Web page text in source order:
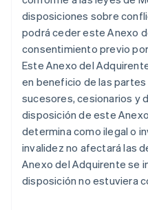
disposiciones sobre
podrá ceder este Anexo
consentimiento previo
Este Anexo del
en beneficio de las
sucesores, cesionarios y
disposición de este
determina como ilegal o
invalidez no afectará las
Anexo del Adquirente se
disposición no estuviera
Giappone
Gibilterra
English
Grecia
English
India
Irlanda
English
Italia
Italiano English
Lettonia